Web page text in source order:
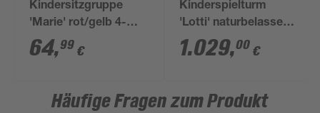
Kindersitzgruppe
'Marie' rot/gelb 4-
teilig
64,99 €
Kinderspielturm
'Lotti' naturbelassene
nordische Fichte 107
x 291 x 107 cm
1.029,00 €
Häufige Fragen zum Produkt